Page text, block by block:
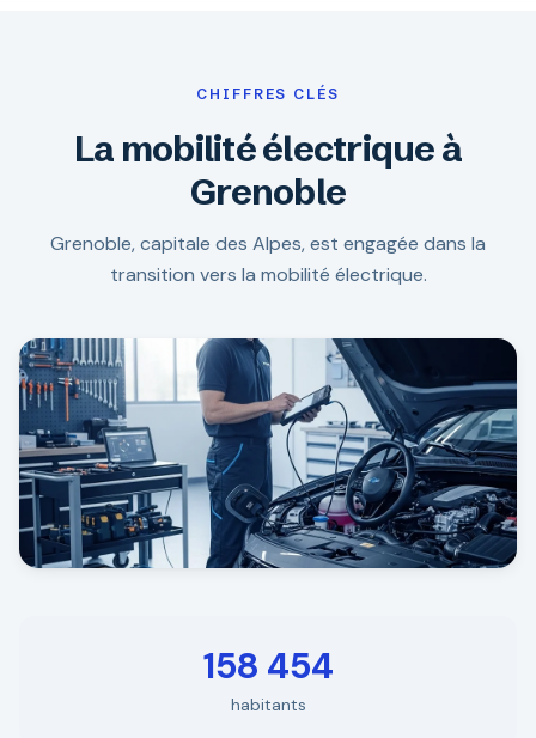
CHIFFRES CLÉS
La mobilité électrique à
Grenoble
Grenoble, capitale des Alpes, est engagée dans la
transition vers la mobilité électrique.
158 454
habitants